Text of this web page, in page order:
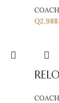
COACH
Q
COACH